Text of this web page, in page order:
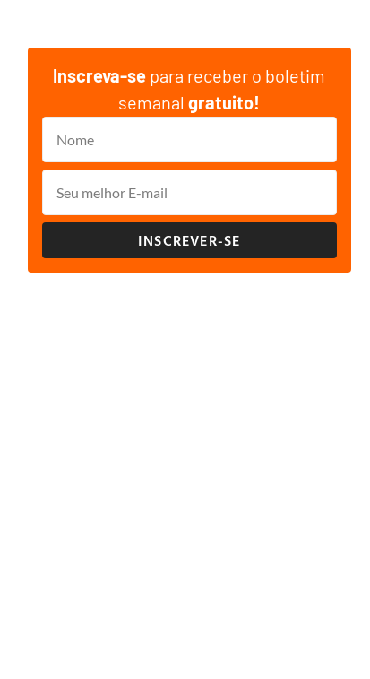
Inscreva-se para receber o boletim
semanalgratuito!
INSCREVER-SE